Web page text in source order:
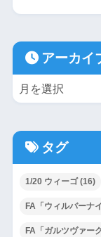
アーカイ
タグ
1/20 ウィーゴ(16)
FA「ウィルバーナ
FA「ガルツヴァーク